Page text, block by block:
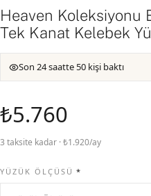
Heaven Koleksiyonu
Tek Kanat Kelebek
Son 24 saatte 50 kişi baktı
₺5.760
3 taksite kadar · ₺1.920/ay
YÜZÜK ÖLÇÜSÜ *